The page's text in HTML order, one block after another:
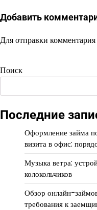
Добавить
Для отправки
Поиск
Последние
Оформление займа
визита в офис:
Музыка ветра:
колокольчиков
Обзор онлайн-
требования к